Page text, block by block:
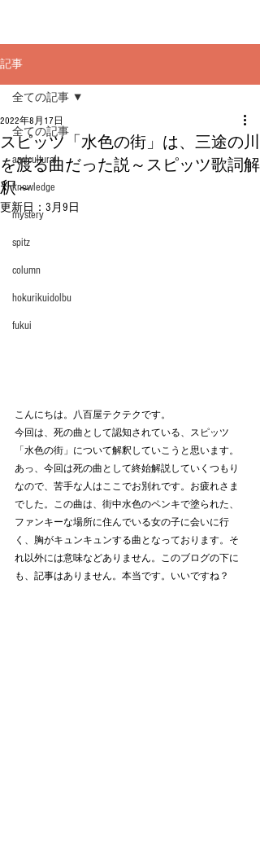
記事
全ての記事
agricultural
knowledge
mystery
spitz
column
hokurikuidolbu
fukui
全ての記事
スピッツ「水色の街」は、三途の川
を渡る曲だった説～スピッツ歌詞解
釈～
2022年8月17日
更新日： 3月9日
こんにちは。八百屋テクテクです。
今回は、死の曲として認知されている、スピッツ
「水色の街」について解釈していこうと思います。
あっ、今回は死の曲として終始解説していくつもり
なので、苦手な人はここでお別れです。お疲れさま
でした。この曲は、街中水色のペンキで塗られた、
ファンキーな場所に住んでいる女の子に会いに行
く、胸がキュンキュンする曲となっております。そ
れ以外には意味などありません。このブログの下に
も、記事はありません。本当です。いいですね？